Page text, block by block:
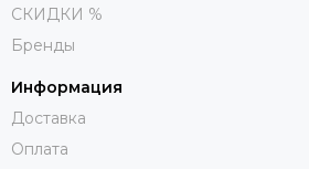
СКИДКИ %
Бренды
Информация
Доставка
Оплата